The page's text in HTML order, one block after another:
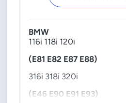
BMW
116i 118i 120i
(E81 E82 E87 E88)
316i 318i 320i
(E46 E90 E91 E93)